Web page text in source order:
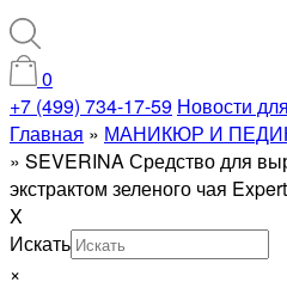
0
+7 (499) 734-17-59 Новости
Главная » МАНИКЮР И
» SEVERINA Средство для
экстрактом зеленого чая
X
Искать
×